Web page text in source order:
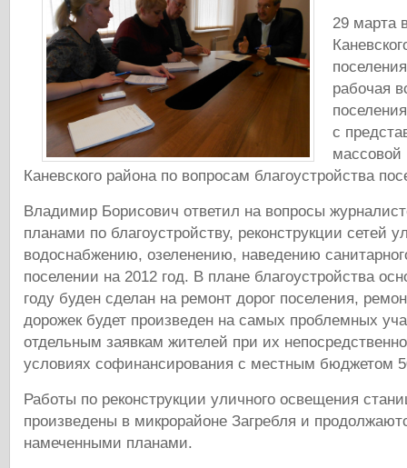
29 марта
рабочая
с
Каневского района по вопросам благоустройства
Владимир Борисович ответил на вопросы
планами по благоустройству, реконструкции сетей
водоснабжению, озеленению, наведению
поселении на 2012 год. В плане благоустройства
году буден сделан на ремонт дорог поселения,
дорожек будет произведен на самых проблемных
отдельным заявкам жителей при их
условиях софинансирования с местным бюджетом
Работы по реконструкции уличного освещения
произведены в микрорайоне Загребля и
намеченными планами.